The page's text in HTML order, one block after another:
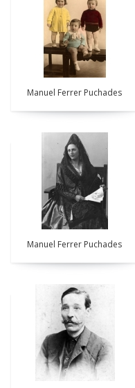
Manuel Ferrer Puchades
Manuel Ferrer Puchades